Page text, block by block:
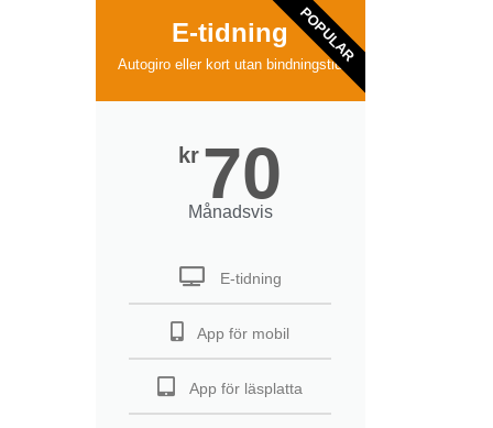
E-tidning
Autogiro eller kort utan bindningstid
kr 70
Månadsvis
E-tidning
App för mobil
App för läsplatta
POPULAR